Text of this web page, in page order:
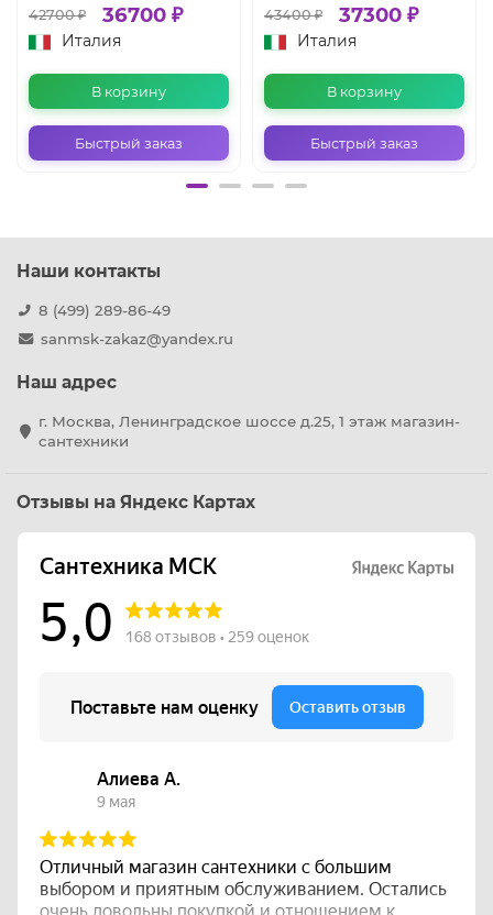
42700 ₽ 36700 ₽
Италия
В корзину
Быстрый заказ
43400 ₽ 37300 ₽
Италия
В корзину
Быстрый заказ
Наши контакты
8 (499) 289-86-49
sanmsk-zakaz@yandex.ru
Наш адрес
г. Москва, Ленинградское шоссе д.25, 1 этаж магазин-
сантехники
Отзывы на Яндекс Картах